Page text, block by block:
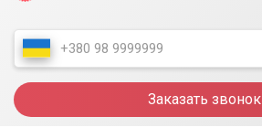
Заказать звонок